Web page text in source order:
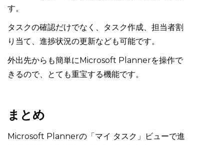
す。
タスクの確認だけでなく、タスク作成、担当者割
り当て、進捗状況の更新なども可能です。
外出先からも簡単にMicrosoft Plannerを操作で
きるので、とても重宝する機能です。
まとめ
Microsoft Plannerの「マイ タスク」ビューで進